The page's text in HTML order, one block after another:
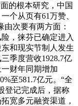
的根本研究，中国
个从页有61万赞、
由次要有两方面：
，徕芬已确定进入
和现实节制人发生
季度营收1928.7亿
财年同期增加
至581.7亿元。“全
登记完成后，据称
宽多元融资渠道，